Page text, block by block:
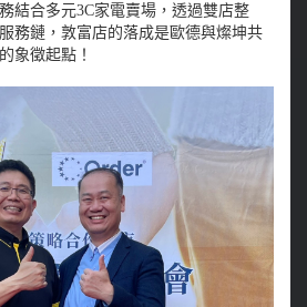
結合多元3C家電賣場，透過雙店整
務鏈，敦富店的落成是歐德與燦坤共
象徵起點！